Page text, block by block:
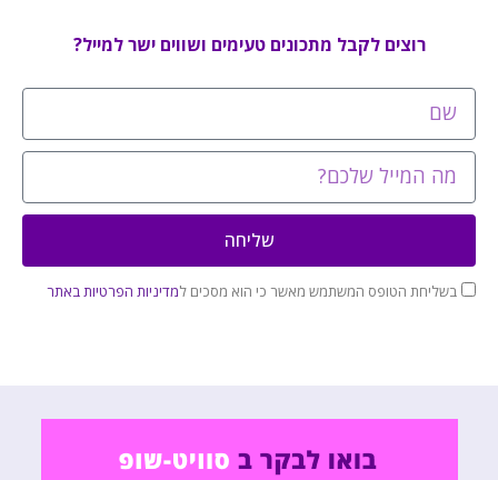
רוצים לקבל מתכונים טעימים ושווים ישר למייל?
בשליחת הטופס המשתמש מאשר כי הוא מסכים למדיניות הפרטיות באתר
שליחה